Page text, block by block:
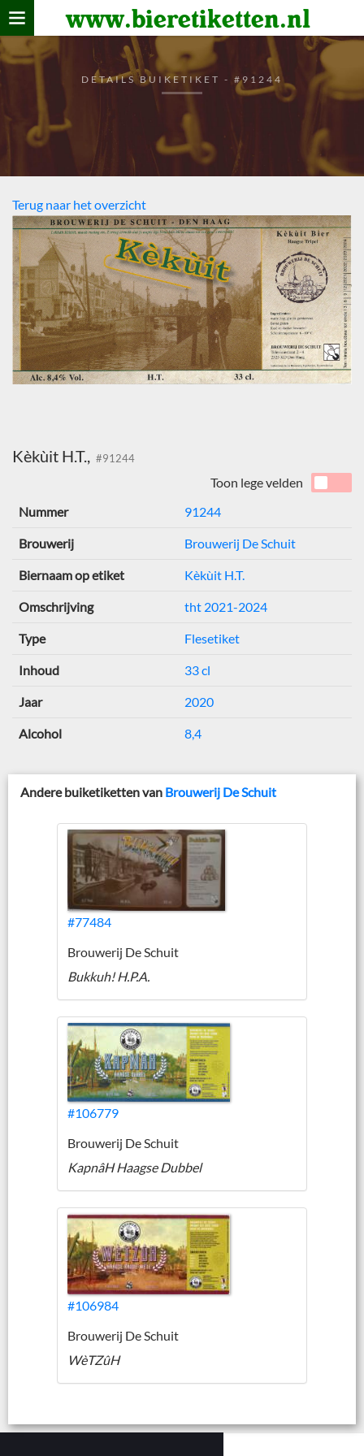
www.bieretiketten.nl
Home
verzamelen
De bierkaart
Bezoekers
DETAILS BUIKETIKET - #91244
Terug naar het overzicht
Kèkùit H.T., #91244
Toon lege velden
Nummer
91244
Brouwerij Brouwerij De Schuit
Biernaam op etiket Kèkùit H.T.
Omschrijving tht 2021-2024
Type Flesetiket
Inhoud 33 cl
Jaar 2020
Alcohol 8,4
Andere buiketiketten van Brouwerij De Schuit
#77484
Brouwerij De Schuit
Bukkuh! H.P.A.
#106779
Brouwerij De Schuit
KapnâH Haagse Dubbel
#106984
Brouwerij De Schuit
WèTZûH